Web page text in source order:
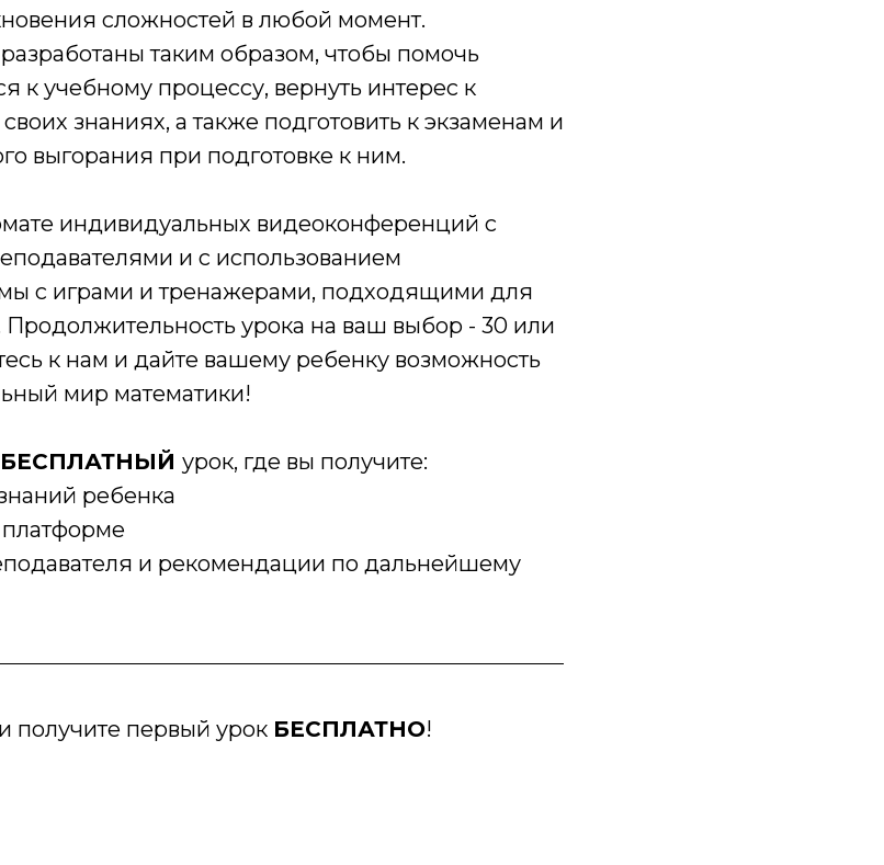
сложностей в любой момент.
таким образом, чтобы помочь
к учебному процессу, вернуть интерес к
знаниях, а также подготовить к экзаменам и
выгорания при подготовке к ним.
индивидуальных видеоконференций с
и с использованием
с играми и тренажерами, подходящими для
Продолжительность урока на ваш выбор - 30 или
к нам и дайте вашему ребенку возможность
мир математики!
БЕСПЛАТНЫЙ урок, где вы получите:
ребенка
и рекомендации по дальнейшему
получите первый урок БЕСПЛАТНО!